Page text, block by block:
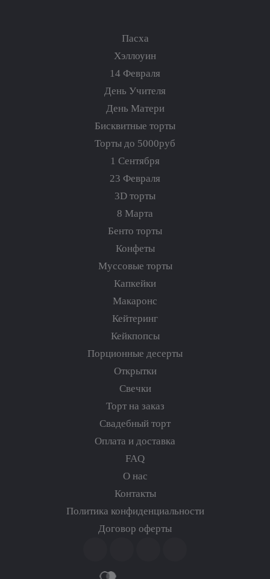
Пасха
Хэллоуин
14 Февраля
День Учителя
День Матери
Бисквитные торты
Торты до 5000руб
1 Сентября
23 Февраля
3D торты
8 Марта
Бенто торты
Конфеты
Муссовые торты
Капкейки
Макаронс
Кейтеринг
Кейкпопсы
Порционные десерты
Открытки
Свечки
Торт на заказ
Свадебный торт
Оплата и доставка
FAQ
О нас
Контакты
Политика конфиденциальности
Договор оферты